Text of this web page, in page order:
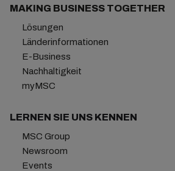
MAKING BUSINESS TOGETHER
Lösungen
Länderinformationen
E-Business
Nachhaltigkeit
myMSC
LERNEN SIE UNS KENNEN
MSC Group
Newsroom
Events